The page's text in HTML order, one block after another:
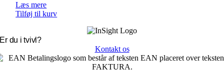
Læs mere
Tilføj til kurv
Er du i tvivl?
Kontakt os